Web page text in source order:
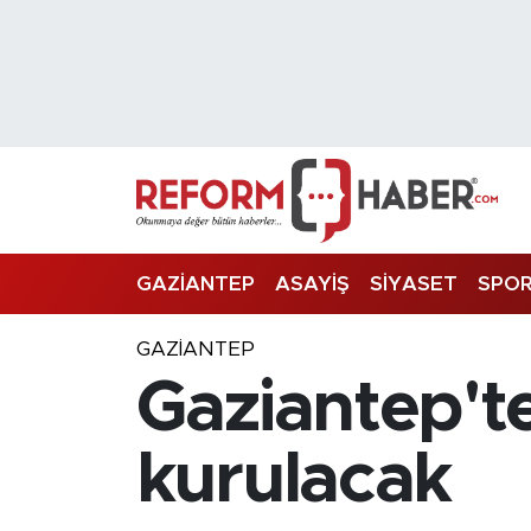
GAZİANTEP ASAYİŞ SİYASET SPOR
GAZIANTEP
kurulacak
Trafik Durumu
Süper Lig Puan Durumu ve Fikstür
Son Dakika Haberleri
Haber Arşivi